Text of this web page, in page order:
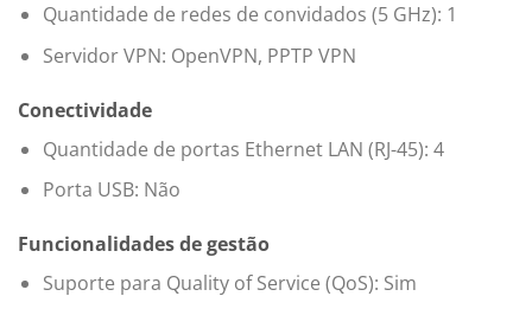
Quantidade de redes de convidados (5 GHz): 1
Servidor VPN: OpenVPN, PPTP VPN
Conectividade
Quantidade de portas Ethernet LAN (RJ-45): 4
Porta USB: Não
Funcionalidades de gestão
Suporte para Quality of Service (QoS): Sim